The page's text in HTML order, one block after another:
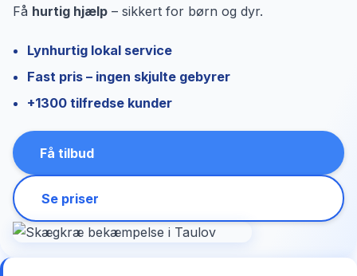
Få hurtig hjælp – sikkert for børn og dyr.
Lynhurtig lokal service
Fast pris – ingen skjulte gebyrer
+1300 tilfredse kunder
Få tilbud
Se priser